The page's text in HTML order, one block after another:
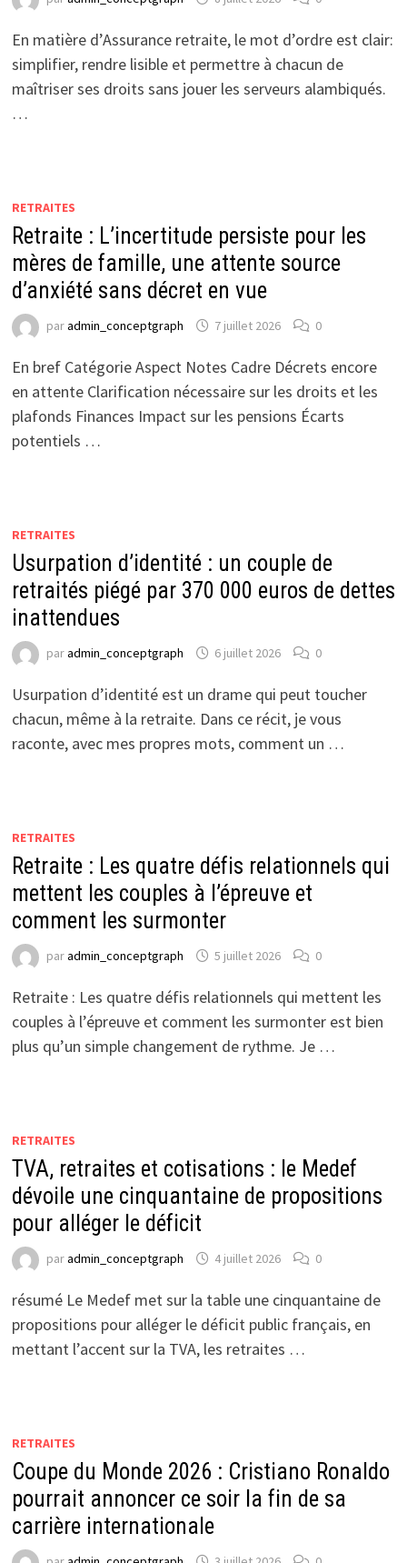
En matière d’Assurance retraite, le mot d’ordre est clair:
simplifier, rendre lisible et permettre à chacun de
maîtriser ses droits sans jouer les serveurs alambiqués.
…
RETRAITES
Retraite : L’incertitude persiste pour les
mères de famille, une attente source
d’anxiété sans décret en vue
paradmin_conceptgraph 7 juillet 2026 0
En bref Catégorie Aspect Notes Cadre Décrets encore
en attente Clarification nécessaire sur les droits et les
plafonds Finances Impact sur les pensions Écarts
potentiels …
RETRAITES
Usurpation d’identité : un couple de
retraités piégé par 370 000 euros de dettes
inattendues
paradmin_conceptgraph 6 juillet 2026 0
Usurpation d’identité est un drame qui peut toucher
chacun, même à la retraite. Dans ce récit, je vous
raconte, avec mes propres mots, comment un …
RETRAITES
Retraite : Les quatre défis relationnels qui
mettent les couples à l’épreuve et
comment les surmonter
paradmin_conceptgraph 5 juillet 2026 0
Retraite : Les quatre défis relationnels qui mettent les
couples à l’épreuve et comment les surmonter est bien
plus qu’un simple changement de rythme. Je …
RETRAITES
TVA, retraites et cotisations : le Medef
dévoile une cinquantaine de propositions
pour alléger le déficit
paradmin_conceptgraph 4 juillet 2026 0
résumé Le Medef met sur la table une cinquantaine de
propositions pour alléger le déficit public français, en
mettant l’accent sur la TVA, les retraites …
RETRAITES
Coupe du Monde 2026 : Cristiano Ronaldo
pourrait annoncer ce soir la fin de sa
carrière internationale